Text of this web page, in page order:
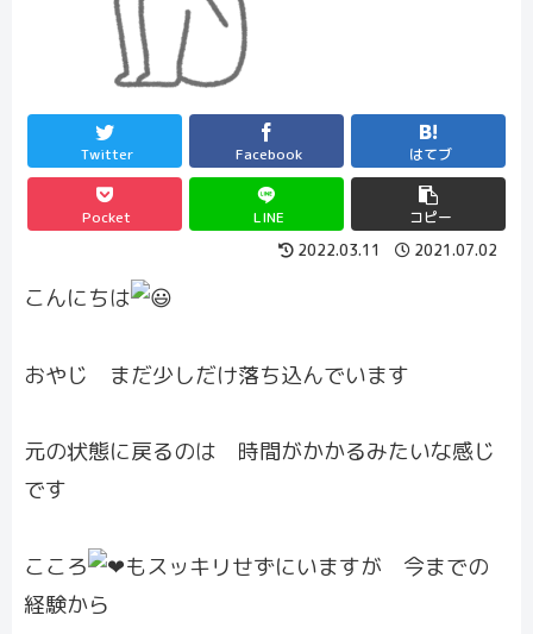
Twitter Facebook はてブ
Pocket LINE コピー
2022.03.11 2021.07.02
こんにちは
おやじ まだ少しだけ落ち込んでいます
元の状態に戻るのは 時間がかかるみたいな感じ
です
こころ
️もスッキリせずにいますが 今までの
経験から